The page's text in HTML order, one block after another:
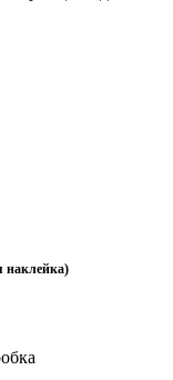
наклейка)